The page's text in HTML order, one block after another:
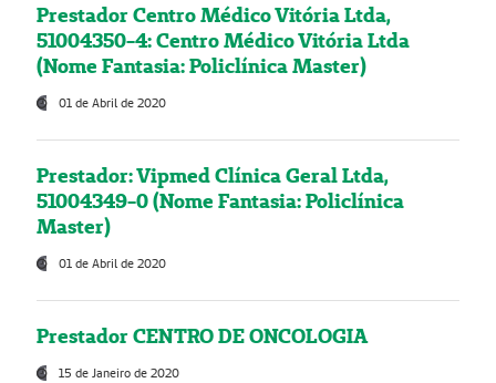
Prestador Centro Médico Vitória Ltda,
51004350-4: Centro Médico Vitória Ltda
(Nome Fantasia: Policlínica Master)
01 de Abril de 2020
Prestador: Vipmed Clínica Geral Ltda,
51004349-0 (Nome Fantasia: Policlínica
Master)
01 de Abril de 2020
Prestador CENTRO DE ONCOLOGIA
15 de Janeiro de 2020